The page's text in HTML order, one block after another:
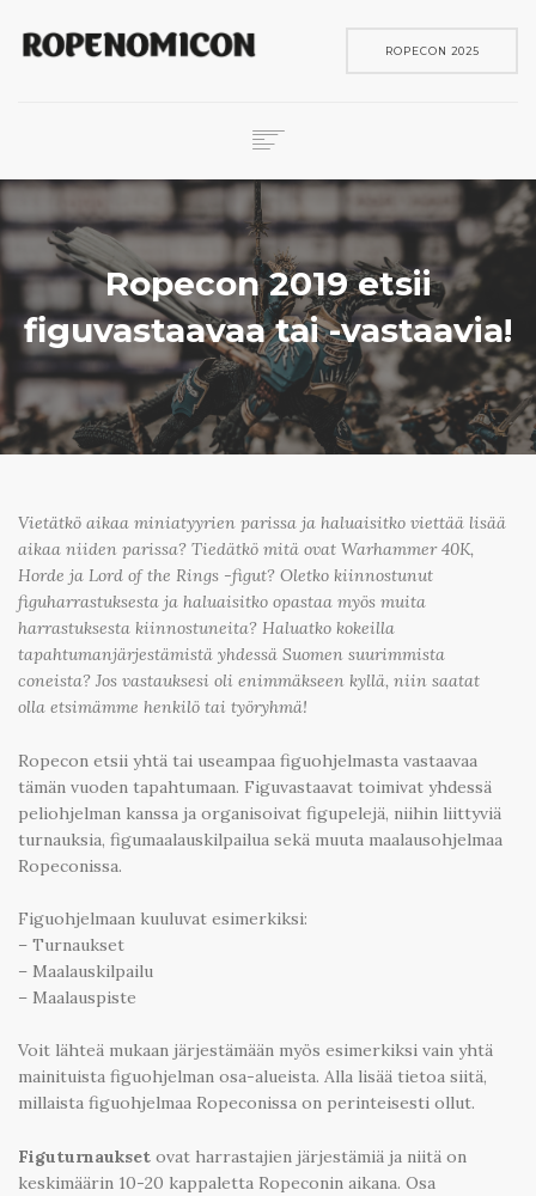
ROPECON 2025
SKENE
PELIT
SEARCH
Ropecon 2019 etsii
figuvastaavaa tai -vastaavia!
Vietätkö aikaa miniatyyrien parissa ja haluaisitko viettää lisää
aikaa niiden parissa? Tiedätkö mitä ovat Warhammer 40K,
Horde ja Lord of the Rings -figut? Oletko kiinnostunut
figuharrastuksesta ja haluaisitko opastaa myös muita
harrastuksesta kiinnostuneita? Haluatko kokeilla
tapahtumanjärjestämistä yhdessä Suomen suurimmista
coneista? Jos vastauksesi oli enimmäkseen kyllä, niin saatat
olla etsimämme henkilö tai työryhmä!
Ropecon etsii yhtä tai useampaa figuohjelmasta vastaavaa
tämän vuoden tapahtumaan. Figuvastaavat toimivat yhdessä
peliohjelman kanssa ja organisoivat figupelejä, niihin liittyviä
turnauksia, figumaalauskilpailua sekä muuta maalausohjelmaa
Ropeconissa.
Figuohjelmaan kuuluvat esimerkiksi:
– Turnaukset
– Maalauskilpailu
– Maalauspiste
Voit lähteä mukaan järjestämään myös esimerkiksi vain yhtä
mainituista figuohjelman osa-alueista. Alla lisää tietoa siitä,
millaista figuohjelmaa Ropeconissa on perinteisesti ollut.
Figuturnaukset ovat harrastajien järjestämiä ja niitä on
keskimäärin 10-20 kappaletta Ropeconin aikana. Osa